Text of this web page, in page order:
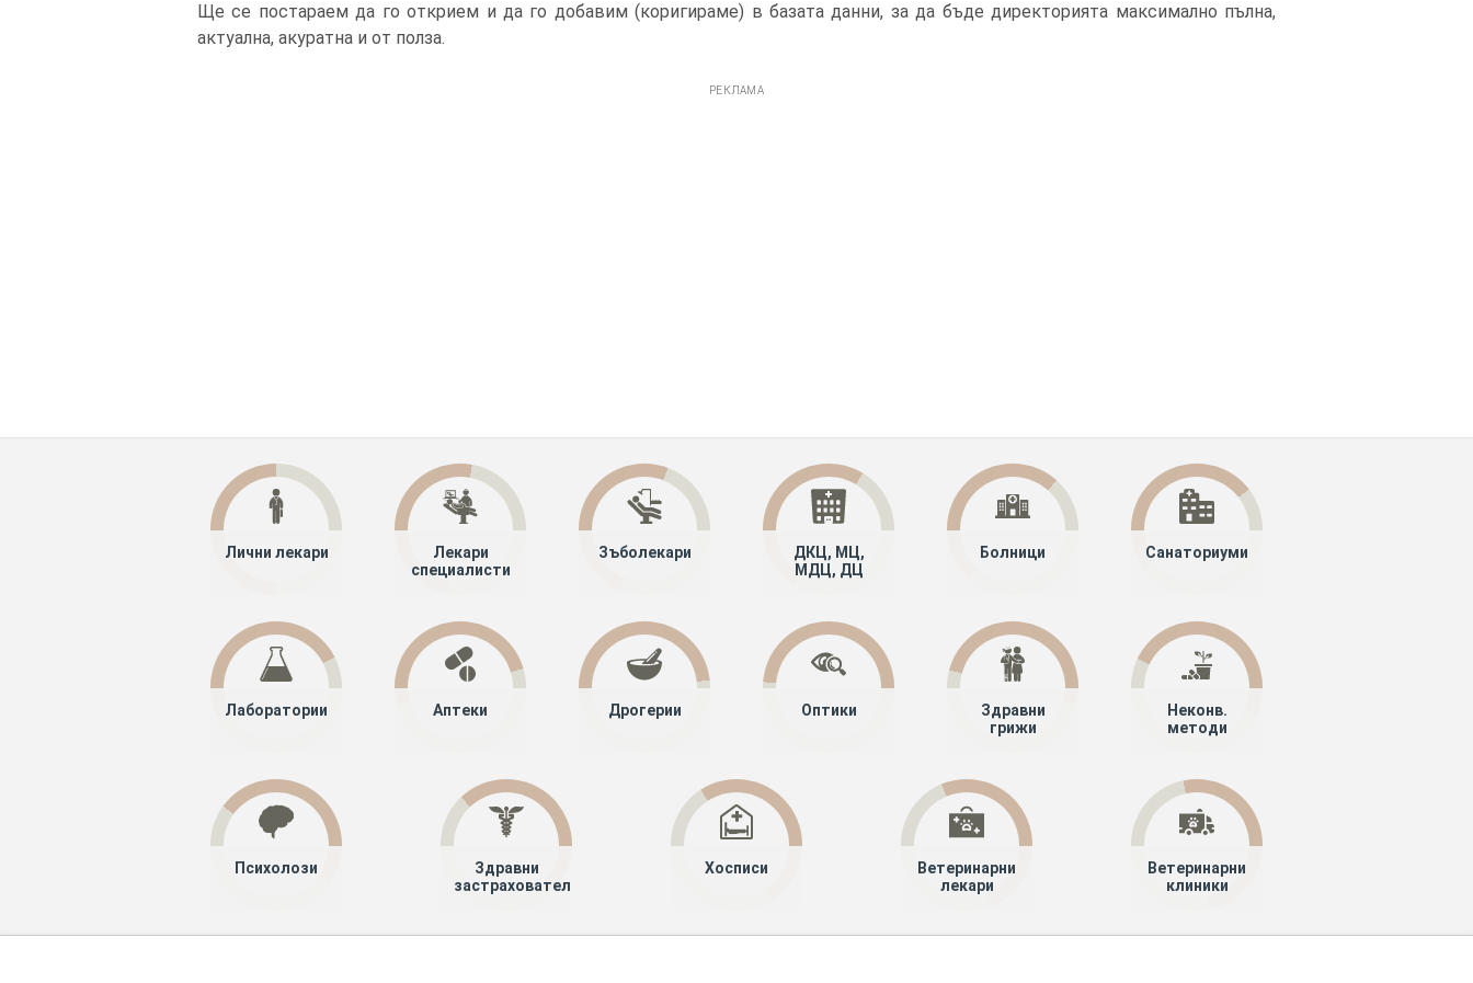
Ще се постараем да го открием и да го добавим (коригираме) в базата данни, за да бъде директорията максимално пълна,
актуална, акуратна и от полза.
РЕКЛАМА
Лични лекари
Лекари
специалисти
Зъболекари
ДКЦ, МЦ,
МДЦ, ДЦ
Болници Санаториуми
Лаборатории Аптеки Дрогерии Оптики
Здравни
грижи
Неконв.
методи
Психолози
Здравни
застрахователи
Хосписи
Ветеринарни
лекари
Ветеринарни
клиники